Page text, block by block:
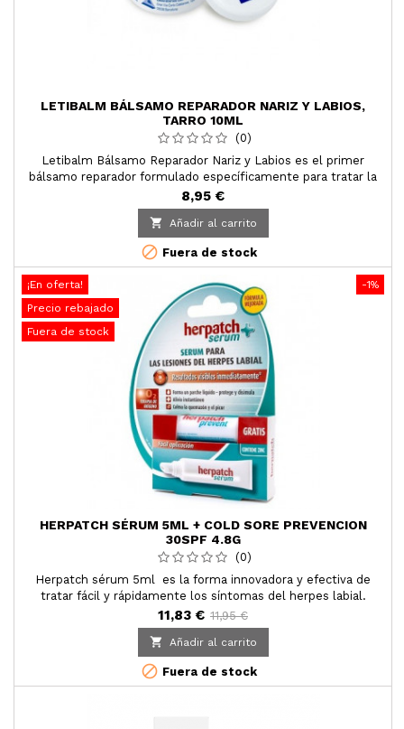
LETIBALM BÁLSAMO REPARADOR NARIZ Y LABIOS,
TARRO 10ML
(0)
Letibalm Bálsamo Reparador Nariz y Labios es el primer
bálsamo reparador formulado específicamente para tratar la
piel de la nariz y de los labios. Su fórmula tratante combina
una acción reparadora, hidratante y protectora.
8,95 €
 Añadir al carrito
 Fuera de stock
-1%
¡En oferta!
Precio rebajado
Fuera de stock
HERPATCH SÉRUM 5ML + COLD SORE PREVENCION
30SPF 4.8G
(0)
Herpatch sérum 5ml es la forma innovadora y efectiva de
tratar fácil y rápidamente los síntomas del herpes labial.
11,83 € 11,95 €

Añadir al carrito
 Fuera de stock